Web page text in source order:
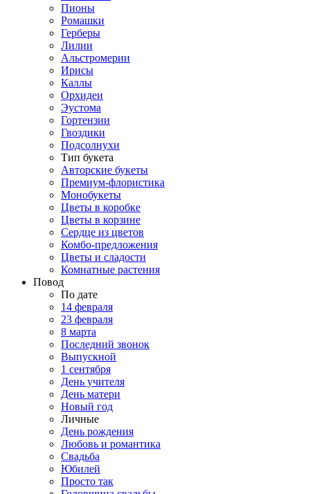
Пионы
Ромашки
Герберы
Лилии
Альстромерии
Ирисы
Каллы
Орхидеи
Эустома
Гортензии
Гвоздики
Подсолнухи
Тип букета
Авторские букеты
Премиум-флористика
Монобукеты
Цветы в коробке
Цветы в корзине
Сердце из цветов
Комбо-предложения
Цветы и сладости
Комнатные растения
Повод
По дате
14 февраля
23 февраля
8 марта
Последний звонок
Выпускной
1 сентября
День учителя
День матери
Новый год
Личные
День рождения
Любовь и романтика
Свадьба
Юбилей
Просто так